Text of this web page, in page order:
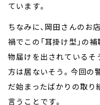
ています。
ちなみに、岡田さんのお
禍でこの「耳掛け型」の
物届けを出されているそ
方は居ないそう。今回の
だ始まったばかりの取り
言うことです。